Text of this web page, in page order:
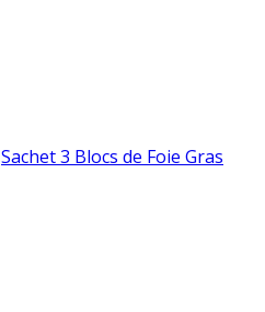
Sachet 3 Blocs de Foie Gras